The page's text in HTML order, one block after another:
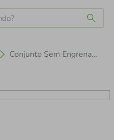
Conjunto Sem Engrenagens Comando Abrir/Fechar Agua